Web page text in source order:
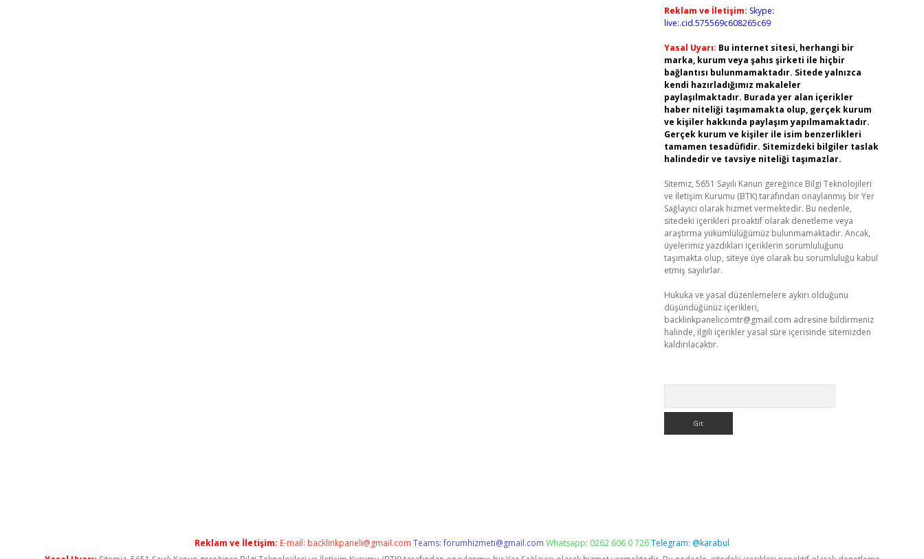
Reklam ve İletişim: Skype:
live:.cid.575569c608265c69
Yasal Uyarı: Bu internet sitesi, herhangi bir
marka, kurum veya şahıs şirketi ile hiçbir
bağlantısı bulunmamaktadır. Sitede yalnızca
kendi hazırladığımız makaleler
paylaşılmaktadır. Burada yer alan içerikler
haber niteliği taşımamakta olup, gerçek kurum
ve kişiler hakkında paylaşım yapılmamaktadır.
Gerçek kurum ve kişiler ile isim benzerlikleri
tamamen tesadüfidir. Sitemizdeki bilgiler taslak
halindedir ve tavsiye niteliği taşımazlar.
Sitemiz, 5651 Sayılı Kanun gereğince Bilgi Teknolojileri
ve İletişim Kurumu (BTK) tarafından onaylanmış bir Yer
Sağlayıcı olarak hizmet vermektedir. Bu nedenle,
sitedeki içerikleri proaktif olarak denetleme veya
araştırma yükümlülüğümüz bulunmamaktadır. Ancak,
üyelerimiz yazdıkları içeriklerin sorumluluğunu
taşımakta olup, siteye üye olarak bu sorumluluğu kabul
etmiş sayılırlar.
Hukuka ve yasal düzenlemelere aykırı olduğunu
düşündüğünüz içerikleri,
backlinkpanelicomtr@gmail.com adresine bildirmeniz
halinde, ilgili içerikler yasal süre içerisinde sitemizden
kaldırılacaktır.
Reklam ve İletişim: E-mail: backlinkpaneli@gmail.com Teams:forumhizmeti@gmail.com Whatsapp: 0262 606 0 726Telegram: @karabul